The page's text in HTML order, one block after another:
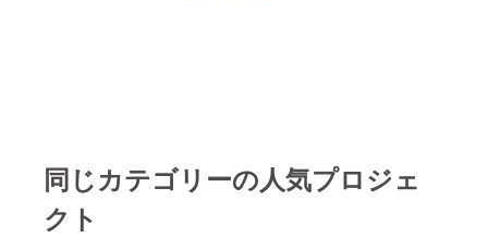
援をよろしくお願いい
同じカテゴリーの人気プロジェ
クト